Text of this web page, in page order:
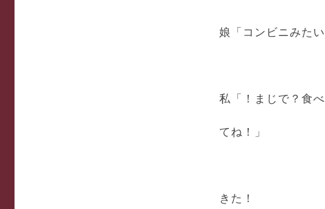
娘「コンビニみた
私「！まじで？食
てね！」
きた！